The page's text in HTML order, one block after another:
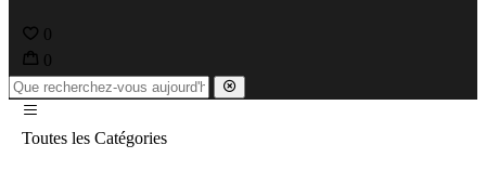
0
0
Toutes les Catégories